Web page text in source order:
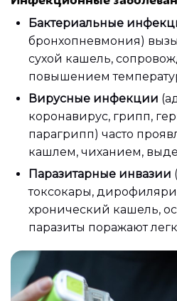
Бактериальные
бронхопневмония)
сухой кашель,
повышением
Вирусные инфекции
коронавирус, грипп,
парагрипп) часто
кашлем, чиханием,
Паразитарные инвазии
токсокары,
хронический кашель,
паразиты поражают